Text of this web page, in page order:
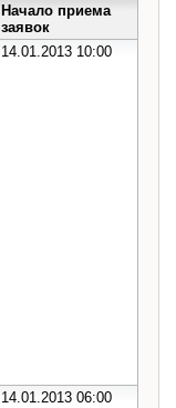
Начало приема
заявок
14.01.2013 10:00
14.01.2013 06:00